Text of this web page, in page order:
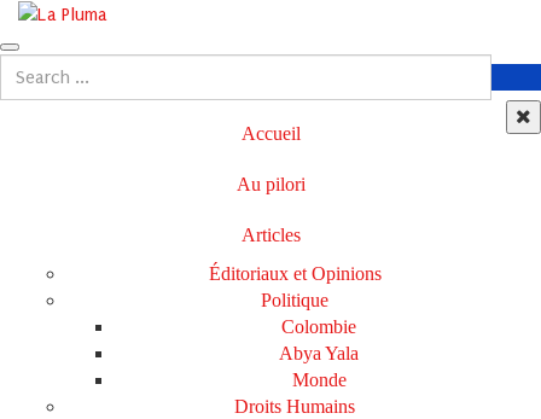
Accueil
Au pilori
Articles
Éditoriaux et Opinions
Politique
Colombie
Abya Yala
Monde
Droits Humains